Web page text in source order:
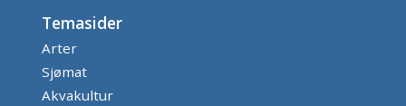
Temasider
Arter
Sjømat
Akvakultur